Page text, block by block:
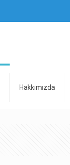
Hakkımızda